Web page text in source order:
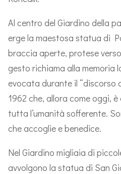
Al centro del Giardino della
erge la maestosa statua di
braccia aperte, protese
gesto richiama alla memoria
evocata durante il “discorso
1962 che, allora come oggi,
tutta l’umanità sofferente.
che accoglie e benedice.
Nel Giardino migliaia di
avvolgono la statua di San